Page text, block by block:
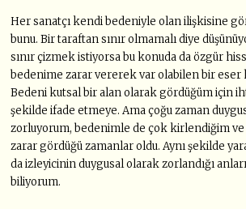
Her sanatçı kendi bedeniyle olan ilişkisine
bunu. Bir taraftan sınır olmamalı diye
sınır çizmek istiyorsa bu konuda da özgür
bedenime zarar vererek var olabilen bir eser
Bedeni kutsal bir alan olarak gördüğüm için
şekilde ifade etmeye. Ama çoğu zaman
zorluyorum, bedenimle de çok kirlendiğim
zarar gördüğü zamanlar oldu. Aynı şekilde
da izleyicinin duygusal olarak zorlandığı
biliyorum.